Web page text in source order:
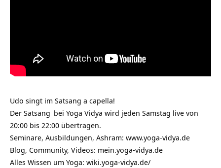
Udo singt im Satsang a capella!
Der Satsang bei Yoga Vidya wird jeden Samstag live von
20:00 bis 22:00 übertragen.
Seminare, Ausbildungen, Ashram: www.yoga-vidya.de
Blog, Community, Videos: mein.yoga-vidya.de
Alles Wissen um Yoga: wiki.yoga-vidya.de/